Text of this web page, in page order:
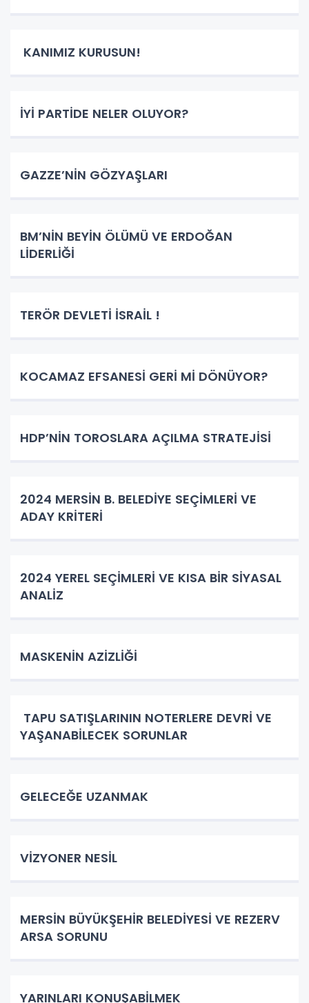
KANIMIZ KURUSUN!
İYİ PARTİDE NELER OLUYOR?
GAZZE’NİN GÖZYAŞLARI
BM’NİN BEYİN ÖLÜMÜ VE ERDOĞAN
LİDERLİĞİ
TERÖR DEVLETİ İSRAİL !
KOCAMAZ EFSANESİ GERİ Mİ DÖNÜYOR?
HDP’NİN TOROSLARA AÇILMA STRATEJİSİ
2024 MERSİN B. BELEDİYE SEÇİMLERİ VE
ADAY KRİTERİ
2024 YEREL SEÇİMLERİ VE KISA BİR SİYASAL
ANALİZ
MASKENİN AZİZLİĞİ
TAPU SATIŞLARININ NOTERLERE DEVRİ VE
YAŞANABİLECEK SORUNLAR
GELECEĞE UZANMAK
VİZYONER NESİL
MERSİN BÜYÜKŞEHİR BELEDİYESİ VE REZERV
ARSA SORUNU
YARINLARI KONUŞABİLMEK